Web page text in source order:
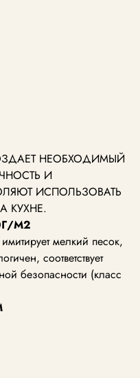
НЕОБХОДИМЫЙ
И
ИСПОЛЬЗОВАТЬ
КУХНЕ.
М2
мелкий песок,
соответствует
безопасности (класс